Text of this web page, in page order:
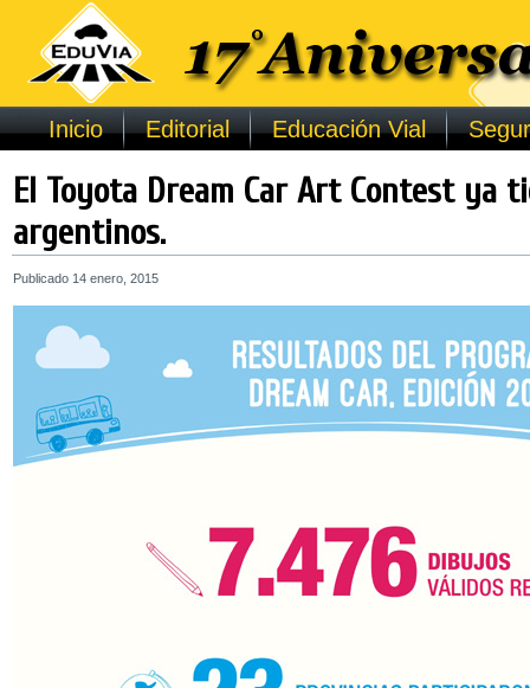
Inicio Editorial Educación Vial
El Toyota Dream Car Art Contest ya
argentinos.
Publicado 14 enero, 2015